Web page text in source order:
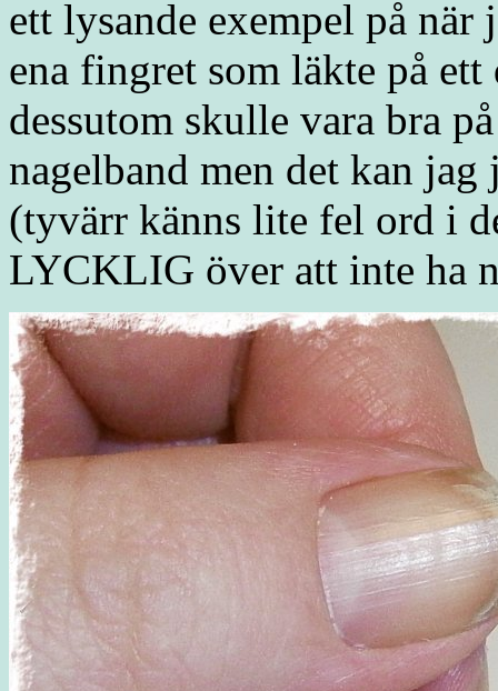
ett lysande exempel på
ena fingret som läkte på
dessutom skulle vara bra
nagelband men det kan
(tyvärr känns lite fel ord i
LYCKLIG över att inte ha